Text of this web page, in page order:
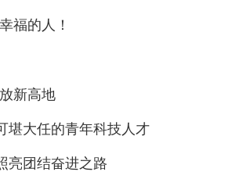
福的人！
新高地
堪大任的青年科技人才
亮团结奋进之路